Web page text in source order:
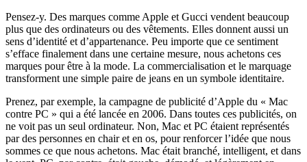
Pensez-y. Des marques comme Apple et Gucci vendent beaucoup
plus que des ordinateurs ou des vêtements. Elles donnent aussi un
sens d’identité et d’appartenance. Peu importe que ce sentiment
s’efface finalement dans une certaine mesure, nous achetons ces
marques pour être à la mode. La commercialisation et le marquage
transforment une simple paire de jeans en un symbole identitaire.
Prenez, par exemple, la campagne de publicité d’Apple du « Mac
contre PC » qui a été lancée en 2006. Dans toutes ces publicités, on
ne voit pas un seul ordinateur. Non, Mac et PC étaient représentés
par des personnes en chair et en os, pour renforcer l’idée que nous
sommes ce que nous achetons. Mac était branché, intelligent, et dans